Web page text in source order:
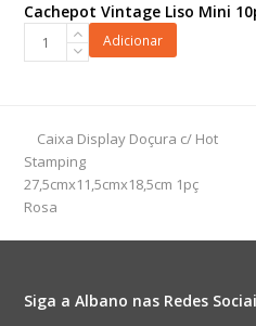
Cachepot Vintage Liso Mini
Cachepot
Natural
quantidade
Adicionar
previous
post:
Caixa Display Doçura c/ Hot
Stamping
27,5cmx11,5cmx18,5cm 1pç
Rosa
Siga a Albano nas Redes